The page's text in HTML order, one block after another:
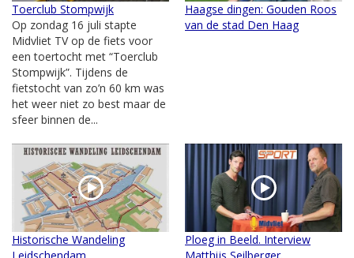
Toerclub Stompwijk
Op zondag 16 juli stapte
Midvliet TV op de fiets voor
een toertocht met “Toerclub
Stompwijk”. Tijdens de
fietstocht van zo’n 60 km was
het weer niet zo best maar de
sfeer binnen de...
Haagse dingen: Gouden Roos
van de stad Den Haag
Historische Wandeling
Ploeg in Beeld. Interview